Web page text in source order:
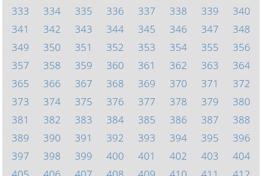
333
334 335 336 337 338 339
340
341
342 343 344 345 346 347
348
349
350 351 352 353 354 355
356
357
358 359 360 361 362 363
364
365
366 367 368 369 370 371
372
373
374 375 376 377 378 379
380
381
382 383 384 385 386 387
388
389
390 391 392 393 394 395
396
397
398 399 400 401 402 403
404